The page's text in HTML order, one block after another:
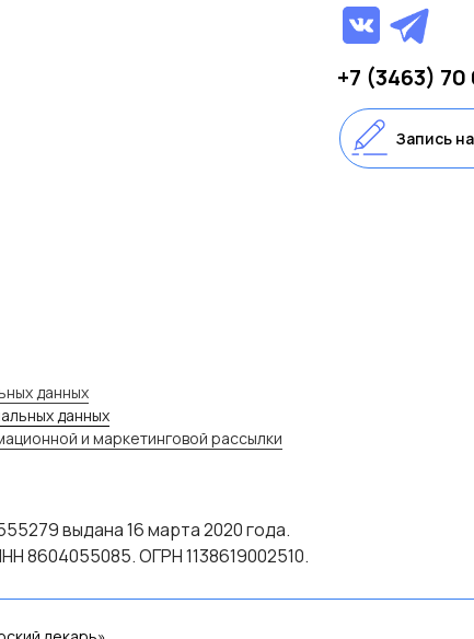
Запись
+7 (3463) 70
выдана 16 марта 2020 года.
8604055085. ОГРН 1138619002510.
данных
данных
и маркетинговой рассылки